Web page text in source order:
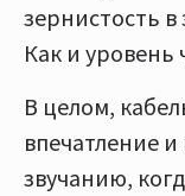
зернистость
Как и
В целом,
впечатление
звучанию,